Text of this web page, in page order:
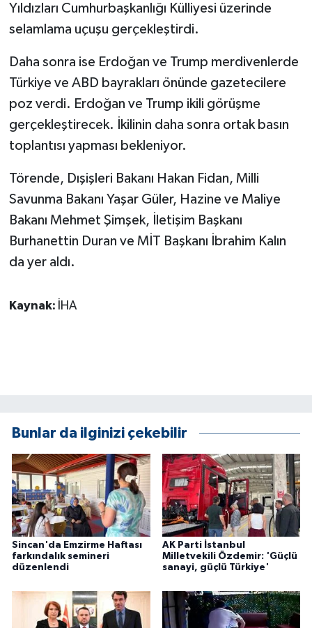
Yıldızları Cumhurbaşkanlığı Külliyesi üzerinde
selamlama uçuşu gerçekleştirdi.
Daha sonra ise Erdoğan ve Trump merdivenlerde
Türkiye ve ABD bayrakları önünde gazetecilere
poz verdi. Erdoğan ve Trump ikili görüşme
gerçekleştirecek. İkilinin daha sonra ortak basın
toplantısı yapması bekleniyor.
Törende, Dışişleri Bakanı Hakan Fidan, Milli
Savunma Bakanı Yaşar Güler, Hazine ve Maliye
Bakanı Mehmet Şimşek, İletişim Başkanı
Burhanettin Duran ve MİT Başkanı İbrahim Kalın
da yer aldı.
Kaynak: İHA
Bunlar da ilginizi çekebilir
Sincan'da Emzirme Haftası
farkındalık semineri
düzenlendi
AK Parti İstanbul
Milletvekili Özdemir: 'Güçlü
sanayi, güçlü Türkiye'
KÜLTÜR SANAT
Otomobil
Sağlık
SİYASET
SPOR HABERLERİ
TEKNOLOJİ
Yerel Haberler